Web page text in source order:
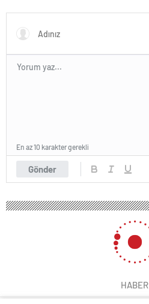
Gönder
En az 10 karakter gerekli
HABER